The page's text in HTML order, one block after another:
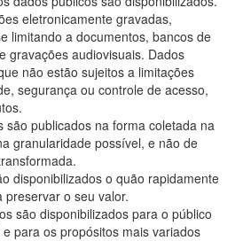
eletronicamente gravadas,
limitando a documentos, bancos de
gravações audiovisuais. Dados
não estão sujeitos a limitações
segurança ou controle de acesso,
são publicados na forma coletada na
granularidade possível, e não de
disponibilizados o quão rapidamente
o seu valor.
são disponibilizados para o público
para os propósitos mais variados